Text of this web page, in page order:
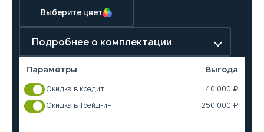
Выберите цвет
Подробнее о комплектации
Параметры Выгода
Скидка в кредит
40 000 ₽
Скидка в Трейд-ин
250 000 ₽